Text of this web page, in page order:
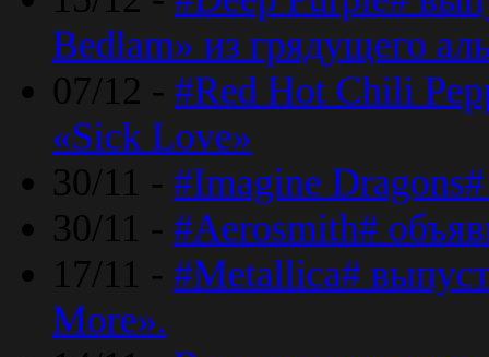
Bedlam» из грядущего
07/12 - #Red Hot Chili
«Sick Love»
30/11 - #Imagine
30/11 - #Aerosmith#
17/11 - #Metallica#
More».